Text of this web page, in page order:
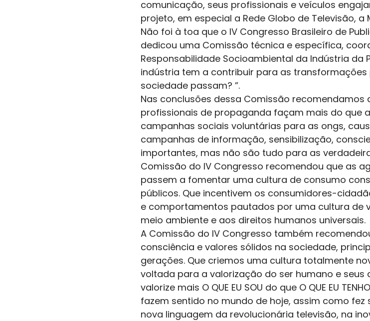
comunicação, seus profissionais e veículos
projeto, em especial a Rede Globo de Televisão, a
Não foi à toa que o IV Congresso Brasileiro de
dedicou uma Comissão técnica e específica,
Responsabilidade Socioambiental da Indústria da
indústria tem a contribuir para as transformações
sociedade passam? ”.
Nas conclusões dessa Comissão recomendamos
profissionais de propaganda façam mais do que
campanhas sociais voluntárias para as ongs,
campanhas de informação, sensibilização,
importantes, mas não são tudo para as
Comissão do IV Congresso recomendou que as
passem a fomentar uma cultura de consumo
públicos. Que incentivem os consumidores-
e comportamentos pautados por uma cultura de
meio ambiente e aos direitos humanos universais.
A Comissão do IV Congresso também
consciência e valores sólidos na sociedade,
gerações. Que criemos uma cultura totalmente
voltada para a valorização do ser humano e seus
valorize mais O QUE EU SOU do que O QUE EU
fazem sentido no mundo de hoje, assim como
nova linguagem da revolucionária televisão, na